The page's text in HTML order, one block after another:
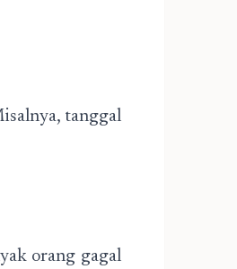
tanggal
orang gagal